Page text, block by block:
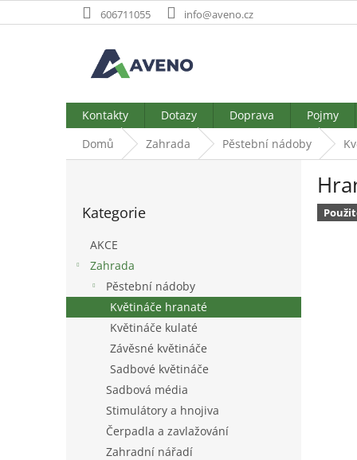
na
606711055 info@aveno.cz
Kontakty Dotazy Doprava Pojmy
Domů
Zahrada Pěstební nádoby
kategorie
Kategorie
AKCE
Zahrada
Pěstební nádoby
Květináče hranaté
Květináče kulaté
Závěsné květináče
Sadbové květináče
Sadbová média
Stimulátory a hnojiva
Čerpadla a zavlažování
Zahradní nářadí